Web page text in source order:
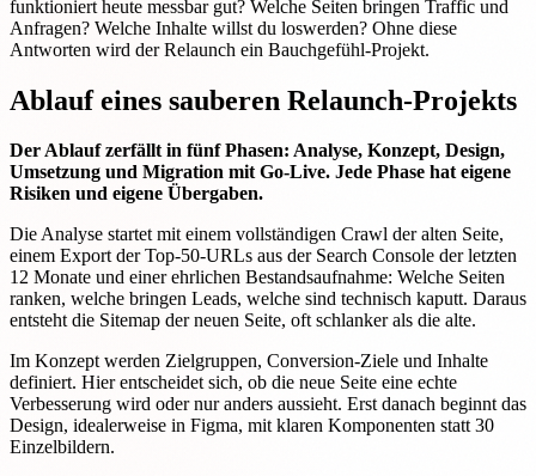
funktioniert heute messbar gut? Welche Seiten bringen Traffic und
Anfragen? Welche Inhalte willst du loswerden? Ohne diese
Antworten wird der Relaunch ein Bauchgefühl-Projekt.
Ablauf eines sauberen Relaunch-Projekts
Der Ablauf zerfällt in fünf Phasen: Analyse, Konzept, Design,
Umsetzung und Migration mit Go-Live. Jede Phase hat eigene
Risiken und eigene Übergaben.
Die Analyse startet mit einem vollständigen Crawl der alten Seite,
einem Export der Top-50-URLs aus der Search Console der letzten
12 Monate und einer ehrlichen Bestandsaufnahme: Welche Seiten
ranken, welche bringen Leads, welche sind technisch kaputt. Daraus
entsteht die Sitemap der neuen Seite, oft schlanker als die alte.
Im Konzept werden Zielgruppen, Conversion-Ziele und Inhalte
definiert. Hier entscheidet sich, ob die neue Seite eine echte
Verbesserung wird oder nur anders aussieht. Erst danach beginnt das
Design, idealerweise in Figma, mit klaren Komponenten statt 30
Einzelbildern.